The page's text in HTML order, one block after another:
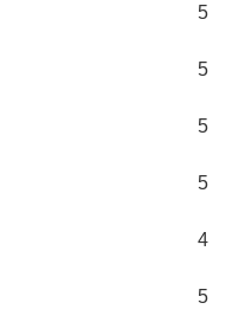
5
5
5
5
4
5